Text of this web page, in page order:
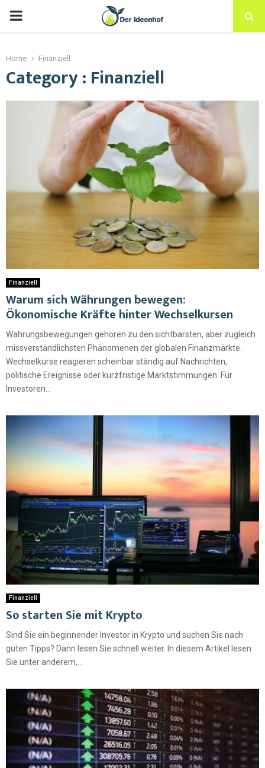
Home Finanziell
Category : Finanziell
Finanziell
Warum sich Währungen bewegen:
Ökonomische Kräfte hinter Wechselkursen
Währungsbewegungen gehören zu den sichtbarsten, aber zugleich
missverständlichsten Phänomenen der globalen Finanzmärkte.
Wechselkurse reagieren scheinbar ständig auf Nachrichten,
politische Ereignisse oder kurzfristige Marktstimmungen. Für
Investoren...
Finanziell
So starten Sie mit Krypto
Sind Sie ein beginnender Investor in Krypto und suchen Sie nach
guten Tipps? Dann lesen Sie schnell weiter. In diesem Artikel lesen
Sie unter anderem,...